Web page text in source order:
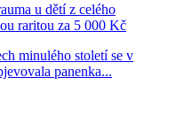
u dětí z celého
raritou za 5 000 Kč
minulého století se v
panenka...